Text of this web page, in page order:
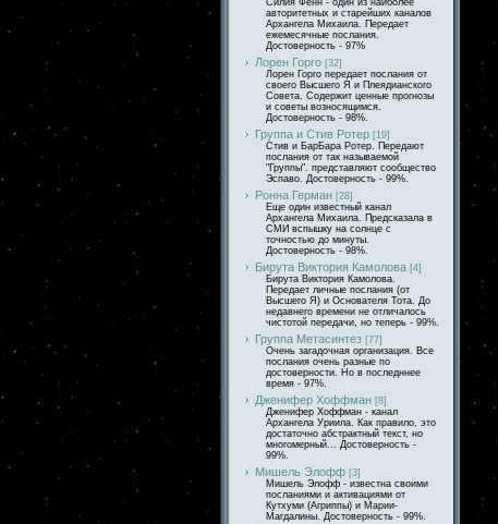
Силия Фенн - один из наиболее
авторитетных и старейших каналов
Архангела Михаила. Передает
ежемесячные послания.
Достоверность - 97%
Лорен Горго [32]
Лорен Горго передает послания от
своего Высшего Я и Плеядианского
Совета. Содержит ценные прогнозы
и советы возносящимся.
Достоверность - 98%.
Группа и Стив Ротер [19]
Стив и БарБара Ротер. Передают
послания от так называемой
"Группы". представляют сообщество
Эспаво. Достоверность - 99%.
Ронна Герман [28]
Еще один известный канал
Архангела Михаила. Предсказала в
СМИ вспышку на солнце с
точностью до минуты.
Достоверность - 98%.
Бирута Виктория Камолова [4]
Бирута Виктория Камолова.
Передает личные послания (от
Высшего Я) и Основателя Тота. До
недавнего времени не отличалось
чистотой передачи, но теперь - 99%.
Группа Метасинтез [77]
Очень загадочная организация. Все
послания очень разные по
достоверности. Но в последннее
время - 97%.
Дженифер Хоффман [8]
Дженифер Хоффман - канал
Архангела Уриила. Как правило, это
достаточно абстрактный текст, но
многомерный... Достоверность -
99%.
Мишель Элофф [3]
Мишель Элофф - известна своими
посланиями и активациями от
Кутхуми (Агриппы) и Марии-
Магдалины. Достоверность - 99%.